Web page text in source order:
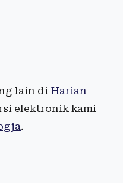
lain di Harian
elektronik kami
.